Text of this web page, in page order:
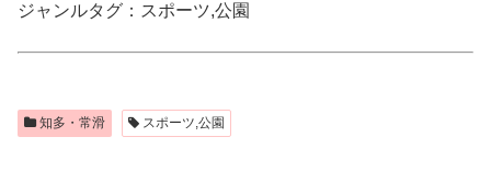
ジャンルタグ：スポーツ,公園
知多・常滑 スポーツ,公園